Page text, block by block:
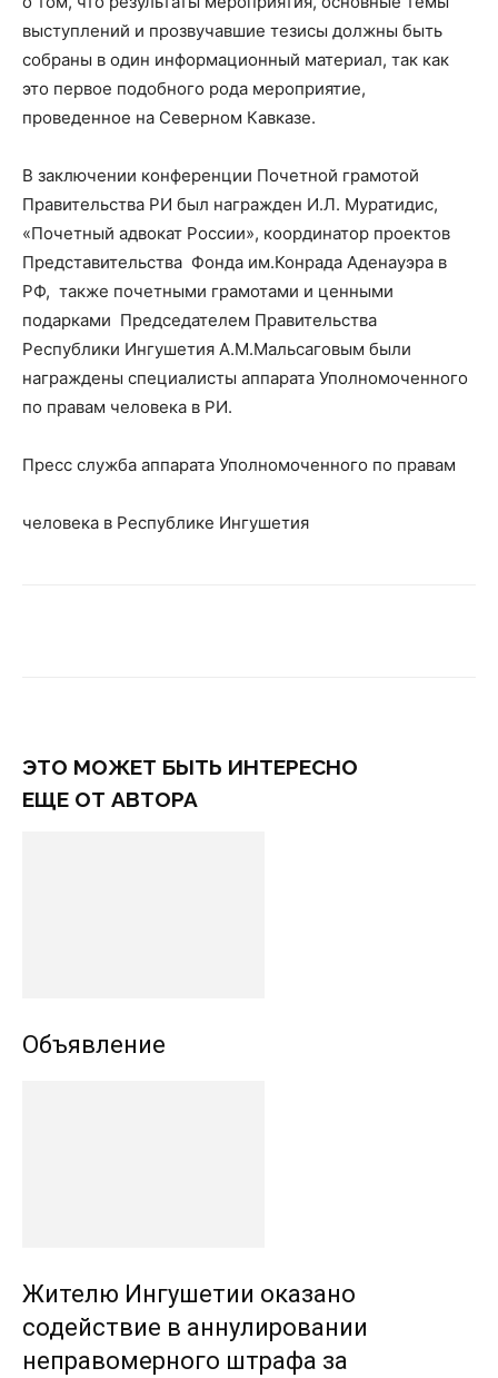
выступлений и прозвучавшие тезисы должны быть
собраны в один информационный материал, так как
это первое подобного рода мероприятие,
проведенное на Северном Кавказе.
В заключении конференции Почетной грамотой
Правительства РИ был награжден И.Л. Муратидис,
«Почетный адвокат России», координатор проектов
Представительства Фонда им.Конрада Аденауэра в
РФ, также почетными грамотами и ценными
подарками Председателем Правительства
Республики Ингушетия А.М.Мальсаговым были
награждены специалисты аппарата Уполномоченного
по правам человека в РИ.
Пресс служба аппарата Уполномоченного по правам
человека в Республике Ингушетия
ЭТО МОЖЕТ БЫТЬ ИНТЕРЕСНО
ЕЩЕ ОТ АВТОРА
Объявление
Жителю Ингушетии оказано
содействие в аннулировании
неправомерного штрафа за